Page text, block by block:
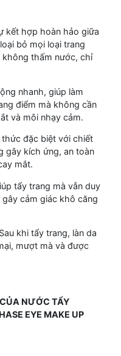
kết hợp hoàn hảo giữa
bỏ mọi loại trang
không thấm nước, chỉ
nhanh, giúp làm
điểm mà không cần
và môi nhạy cảm.
thức đặc biệt với chiết
gây kích ứng, an toàn
mắt.
tẩy trang mà vẫn duy
cảm giác khô căng
Sau khi tẩy trang, làn da
mượt mà và được
NƯỚC TẨY
EYE MAKE UP